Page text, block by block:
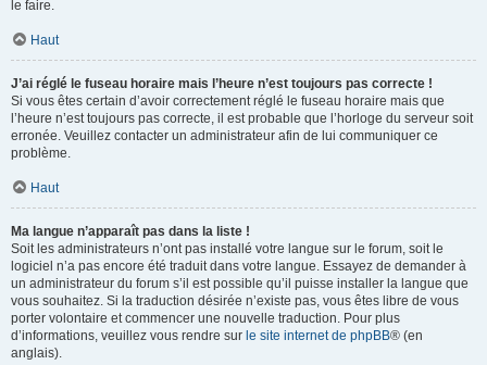
le faire.
Haut
J’ai réglé le fuseau horaire mais l’heure n’est toujours pas correcte !
Si vous êtes certain d’avoir correctement réglé le fuseau horaire mais que
l’heure n’est toujours pas correcte, il est probable que l’horloge du serveur soit
erronée. Veuillez contacter un administrateur afin de lui communiquer ce
problème.
Haut
Ma langue n’apparaît pas dans la liste !
Soit les administrateurs n’ont pas installé votre langue sur le forum, soit le
logiciel n’a pas encore été traduit dans votre langue. Essayez de demander à
un administrateur du forum s’il est possible qu’il puisse installer la langue que
vous souhaitez. Si la traduction désirée n’existe pas, vous êtes libre de vous
porter volontaire et commencer une nouvelle traduction. Pour plus
d’informations, veuillez vous rendre sur le site internet de phpBB® (en
anglais).